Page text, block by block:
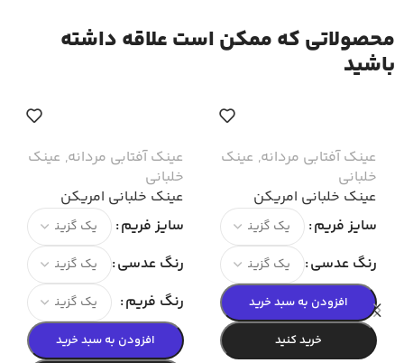
محصولاتی که ممکن است علاقه داشته
باشید
عینک آفتابی مردانه, عینک
خلبانی
عينك خلبانی امریکن
اپتیکال 001
سایز فریم
رنگ عدسی
افزودن به سبد خرید
خرید کنید
عینک آفتابی مردانه, عینک
خلبانی
عينك خلبانی امریکن
اپتیکال اصل شیشه سنگ
سایز فریم
رنگ عدسی
رنگ فریم
افزودن به سبد خرید